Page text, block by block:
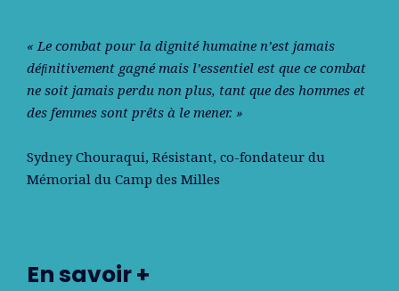
« Le combat pour la dignité humaine n’est jamais
déﬁnitivement gagné mais l’essentiel est que ce combat
ne soit jamais perdu non plus, tant que des hommes et
des femmes sont prêts à le mener. »
Sydney Chouraqui, Résistant, co-fondateur du
Mémorial du Camp des Milles
En savoir +